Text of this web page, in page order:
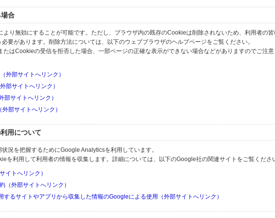
合
より無効にすることが可能です。ただし、ブラウザ内の既存のCookieは削除されないため、利用者の
要があります。削除方法については、以下のウェブブラウザのヘルプページをご覧ください。
たはCookieの受信を拒否した場合、一部ページの正確な表示ができない場合などがありますのでご注意
外部サイトへリンク）
部サイトへリンク）
部サイトへリンク）
部サイトへリンク）
用について
況を把握するためにGoogle Analyticsを利用しています。
を利用して利用者の情報を収集します。詳細については、以下のGoogle社の関連サイトをご覧くださ
イトへリンク）
（外部サイトへリンク）
するサイトやアプリから収集した情報のGoogleによる使用（外部サイトへリンク）